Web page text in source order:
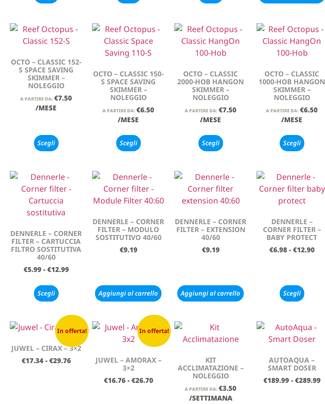
OCTO – CLASSIC 152-
S SPACE SAVING
SKIMMER –
NOLEGGIO
A PARTIRE DA: €7.50
/MESE
Scegli
OCTO – CLASSIC 150-
S SPACE SAVING
SKIMMER –
NOLEGGIO
A PARTIRE DA: €6.50
/MESE
Scegli
OCTO – CLASSIC
2000-HOB HANGON
SKIMMER –
NOLEGGIO
A PARTIRE DA: €7.50
/MESE
Scegli
OCTO – CLASSIC
1000-HOB HANGON
SKIMMER –
NOLEGGIO
A PARTIRE DA: €6.50
/MESE
Scegli
DENNERLE – CORNER
FILTER – CARTUCCIA
FILTRO SOSTITUTIVA
40/60
€5.99 - €12.99
Scegli
DENNERLE – CORNER
FILTER – MODULO
SOSTITUTIVO 40/60
€9.19
Aggiungi al carrello
DENNERLE – CORNER
FILTER – EXTENSION
40/60
€9.19
Aggiungi al carrello
DENNERLE –
CORNER FILTER –
BABY PROTECT
€6.98 - €12.90
Scegli
In offerta!
JUWEL – CIRAX – 3×2
€17.34 - €29.76
In offerta!
JUWEL – AMORAX –
3×2
€16.76 - €26.70
KIT
ACCLIMATAZIONE –
NOLEGGIO
A PARTIRE DA: €3.50
/SETTIMANA
AUTOAQUA –
SMART DOSER
€189.99 - €289.99